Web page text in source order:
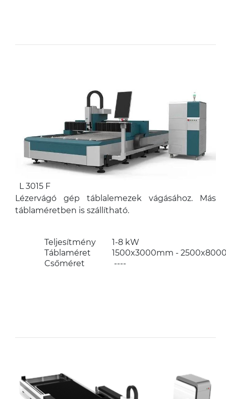
L 3015 F
Lézervágó gép táblalemezek vágásához. Más
táblaméretben is szállítható.
Teljesítmény
1-8 kW
Táblaméret
1500x3000mm -
Csőméret
----